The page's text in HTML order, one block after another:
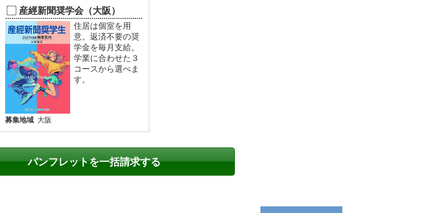
産經新聞奨学会（大阪）
住居は個室を用
意。返済不要の奨
学金を毎月支給。
学業に合わせた３
コースから選べま
す。
募集地域 大阪